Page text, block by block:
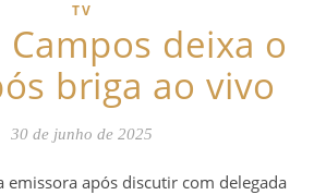
TV
Campos deixa o
briga ao vivo
30 de junho de 2025